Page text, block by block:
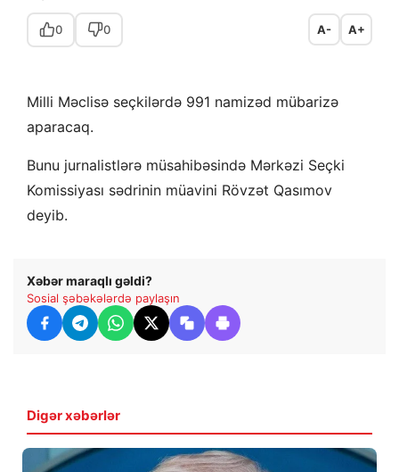
0 0 A- A+
Milli Məclisə seçkilərdə 991 namizəd mübarizə
aparacaq.
Bunu jurnalistlərə müsahibəsində Mərkəzi Seçki
Komissiyası sədrinin müavini Rövzət Qasımov
deyib.
Xəbər maraqlı gəldi?
Sosial şəbəkələrdə paylaşın
Digər xəbərlər